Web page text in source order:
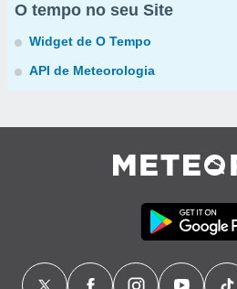
O tempo no seu Site
Widget de O Tempo
API de Meteorologia